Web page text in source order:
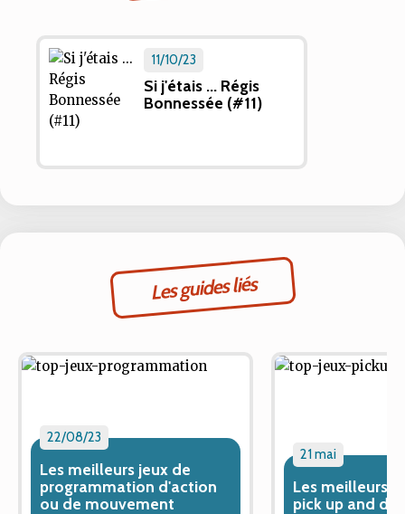
11/10/23
Si j'étais ... Régis
Bonnessée (#11)
Les guides liés
22/08/23
Les meilleurs jeux de
programmation d'action
ou de mouvement
21 mai
Les meilleurs
pick up and